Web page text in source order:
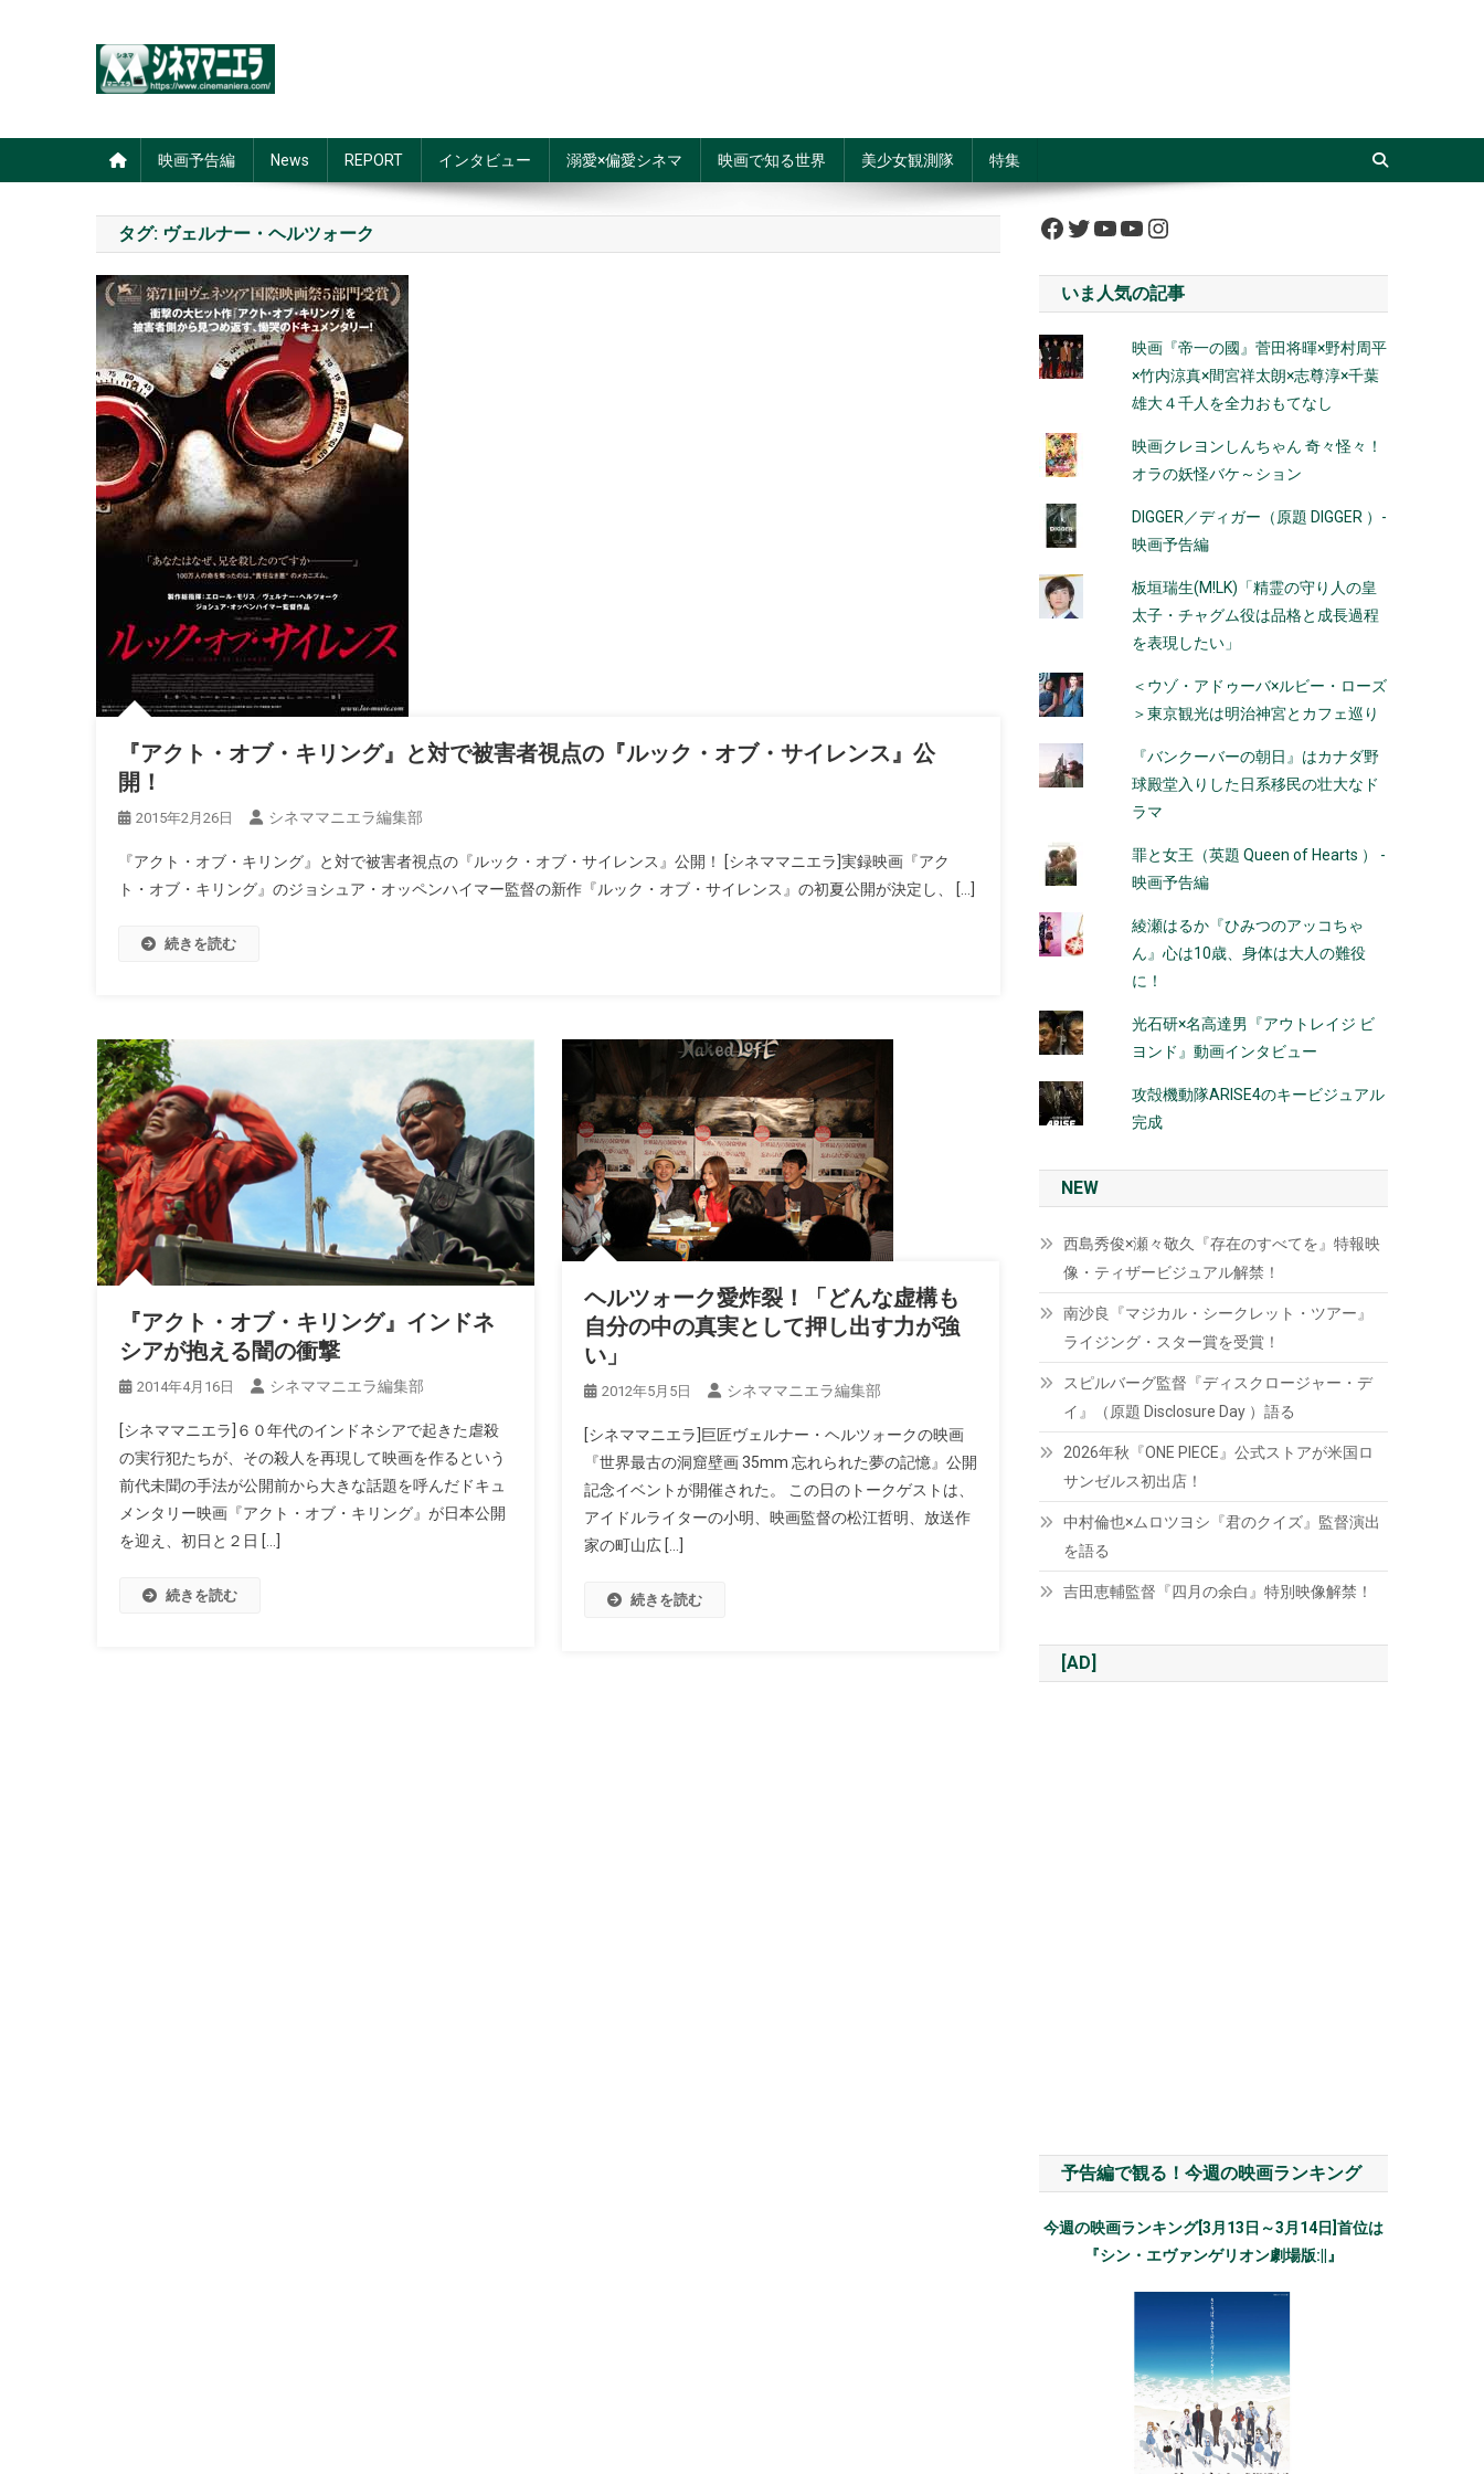
映画予告編 News REPORT インタビュー 溺愛×偏愛シネマ 映画で知る世界 美少女観測隊 特集
タグ: ヴェルナー・ヘルツォーク
『アクト・オブ・キリング』と対で被害者視点の『ルック・オブ・サイレンス』公
開！
2015年2月26日 シネママニエラ編集部
『アクト・オブ・キリング』と対で被害者視点の『ルック・オブ・サイレンス』公開！ [シネママニエラ]実録映画『アク
ト・オブ・キリング』のジョシュア・オッペンハイマー監督の新作『ルック・オブ・サイレンス』の初夏公開が決定し、 […]
続きを読む
『アクト・オブ・キリング』インドネ
シアが抱える闇の衝撃
2014年4月16日 シネママニエラ編集部
[シネママニエラ]６０年代のインドネシアで起きた虐殺
の実行犯たちが、その殺人を再現して映画を作るという
前代未聞の手法が公開前から大きな話題を呼んだドキュ
メンタリー映画『アクト・オブ・キリング』が日本公開
を迎え、初日と２日 […]
続きを読む
ヘルツォーク愛炸裂！「どんな虚構も
自分の中の真実として押し出す力が強
い」
2012年5月5日 シネママニエラ編集部
[シネママニエラ]巨匠ヴェルナー・ヘルツォークの映画
『世界最古の洞窟壁画 35mm 忘れられた夢の記憶』公開
記念イベントが開催された。 この日のトークゲストは、
アイドルライターの小明、映画監督の松江哲明、放送作
家の町山広 […]
続きを読む
Facebook
Twitter
YouTube
YouTube
Instagram
いま人気の記事
映画『帝一の國』菅田将暉×野村周平
×竹内涼真×間宮祥太朗×志尊淳×千葉
雄大４千人を全力おもてなし
映画クレヨンしんちゃん 奇々怪々！
オラの妖怪バケ～ション
DIGGER／ディガー（原題 DIGGER ）-
映画予告編
板垣瑞生(M!LK)「精霊の守り人の皇
太子・チャグム役は品格と成長過程
を表現したい」
＜ウゾ・アドゥーバ×ルビー・ローズ
＞東京観光は明治神宮とカフェ巡り
『バンクーバーの朝日』はカナダ野
球殿堂入りした日系移民の壮大なド
ラマ
罪と女王（英題 Queen of Hearts ） -
映画予告編
綾瀬はるか『ひみつのアッコちゃ
ん』心は10歳、身体は大人の難役
に！
光石研×名高達男『アウトレイジ ビ
ヨンド』動画インタビュー
攻殻機動隊ARISE4のキービジュアル
完成
NEW
西島秀俊×瀬々敬久『存在のすべてを』特報映
像・ティザービジュアル解禁！
南沙良『マジカル・シークレット・ツアー』
ライジング・スター賞を受賞！
スピルバーグ監督『ディスクロージャー・デ
イ』（原題 Disclosure Day ）語る
2026年秋『ONE PIECE』公式ストアが米国ロ
サンゼルス初出店！
中村倫也×ムロツヨシ『君のクイズ』監督演出
を語る
吉田恵輔監督『四月の余白』特別映像解禁！
[AD]
予告編で観る！今週の映画ランキング
今週の映画ランキング[3月13日～3月14日]首位は
『シン・エヴァンゲリオン劇場版:||』